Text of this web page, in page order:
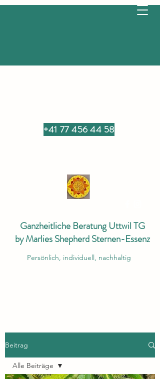
Ganzheitliche Beratung Uttwil TG
by Marlies Shepherd Sternen-Essenz
Persönlich, individuell, nachhaltig
+41 77 456 44 58
Beitrag
Alle Beiträge